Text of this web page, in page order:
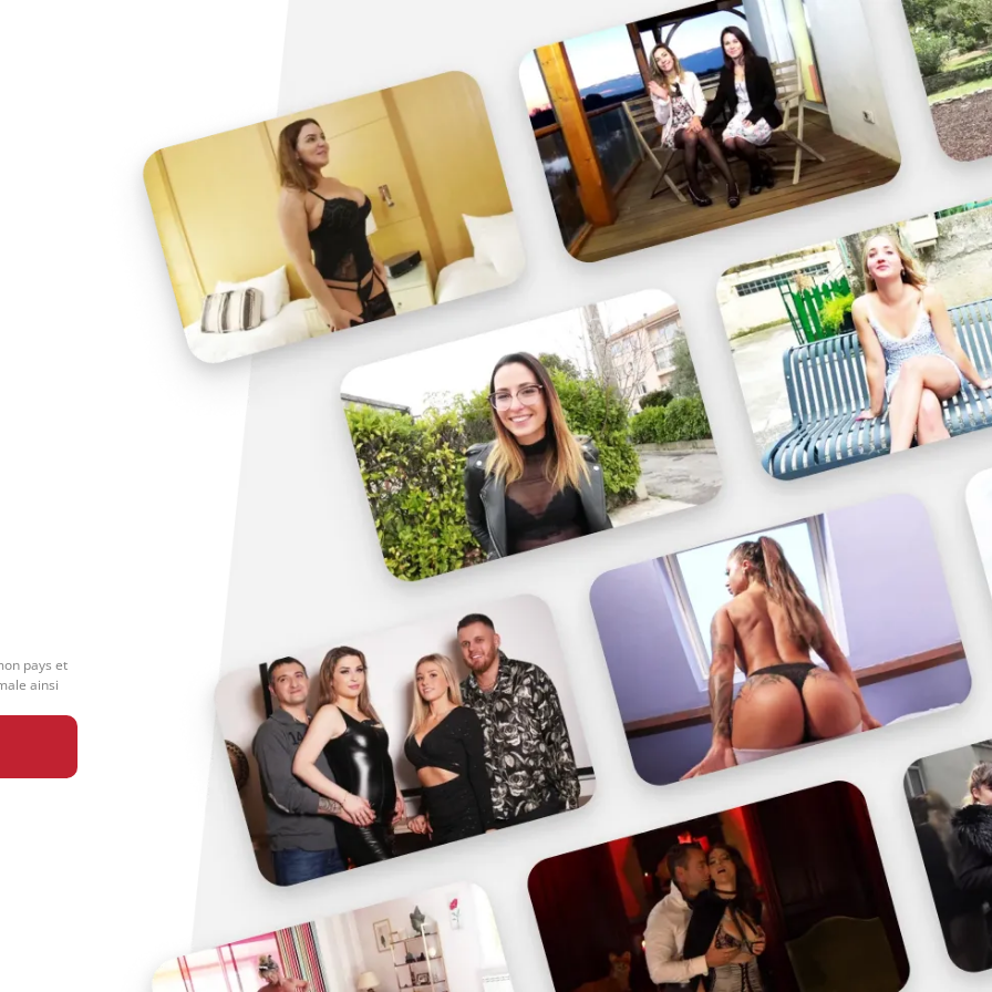
CONNEXION INSCRIPTION
Vidéos Blogs Près de chez vous
VIDÉOS DE ATHENA69 CHATBOX
DISCUTEZ AVEC LES MEMBRES !
Filtres :
123timtangw
Catalina
Cathy4293
Cecilia
Flore
Kaybi
Laurie
Lynda62
Martine11
Mignonne1
mirentxu2023
ValerielepVavou972
pays et
ainsi